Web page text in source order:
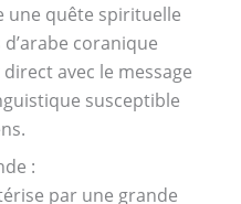
une quête spirituelle
coranique
avec le message
susceptible
:
par une grande